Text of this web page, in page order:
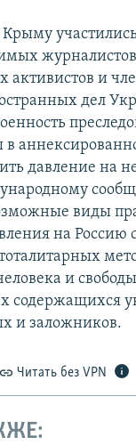
активистов и
дел
в
давление на
виды
на Россию
и
содержащихся
и заложников.
Читать без VPN